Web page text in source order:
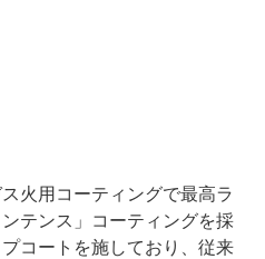
火用コーティングで最高ラ
テンス」コーティングを採
コートを施しており、従来